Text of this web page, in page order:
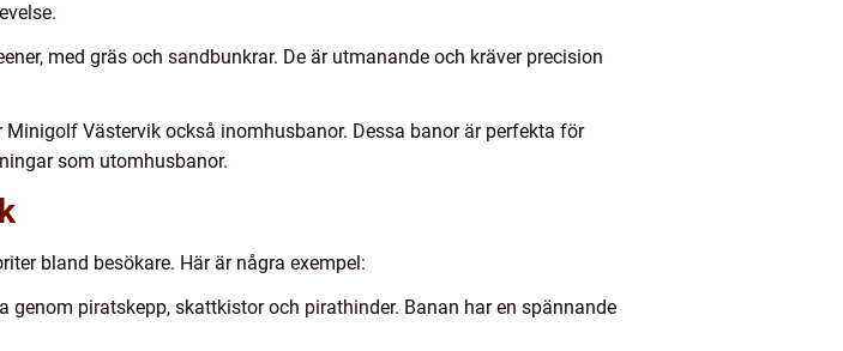
med gräs och sandbunkrar. De är utmanande och kräver precision
Västervik också inomhusbanor. Dessa banor är perfekta för
som utomhusbanor.
bland besökare. Här är några exempel:
piratskepp, skattkistor och pirathinder. Banan har en spännande